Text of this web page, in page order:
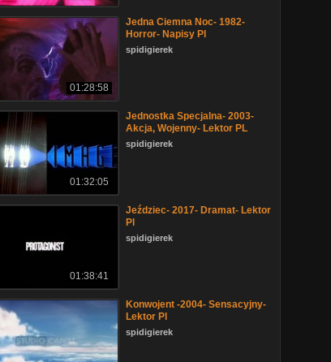
01:28:58
Jedna Ciemna Noc- 1982-
Horror- Napisy Pl
spidigierek
01:32:05
Jednostka Specjalna- 2003-
Akcja, Wojenny- Lektor PL
spidigierek
01:38:41
Jeździec- 2017- Dramat- Lektor
Pl
spidigierek
Konwojent -2004- Sensacyjny-
Lektor Pl
spidigierek